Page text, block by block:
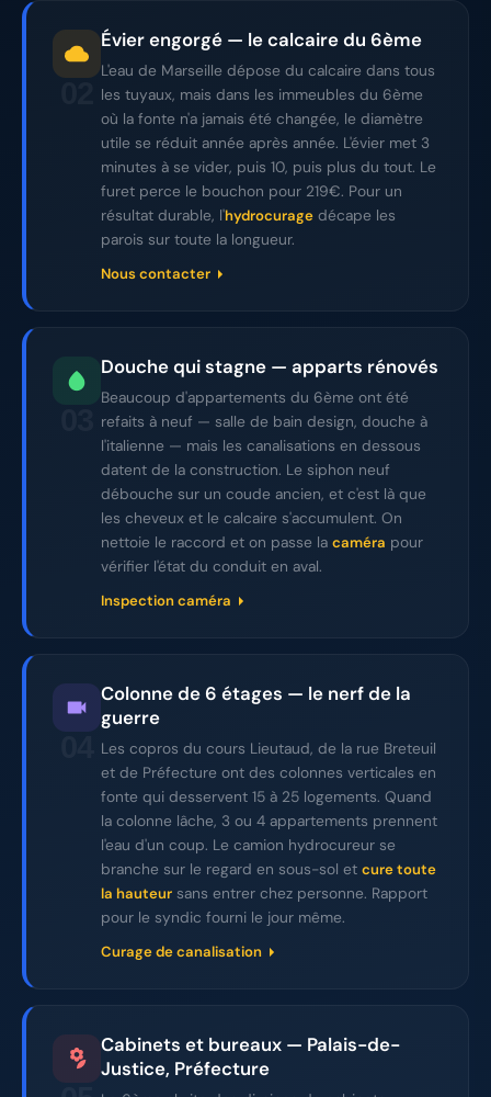
Évier engorgé — le calcaire du 6ème
L'eau de Marseille dépose du calcaire dans tous
les tuyaux, mais dans les immeubles du 6ème
où la fonte n'a jamais été changée, le diamètre
utile se réduit année après année. L'évier met 3
minutes à se vider, puis 10, puis plus du tout. Le
furet perce le bouchon pour 219€. Pour un
résultat durable, l'hydrocurage décape les
parois sur toute la longueur.
Nous contacter
Douche qui stagne — apparts rénovés
Beaucoup d'appartements du 6ème ont été
refaits à neuf — salle de bain design, douche à
l'italienne — mais les canalisations en dessous
datent de la construction. Le siphon neuf
débouche sur un coude ancien, et c'est là que
les cheveux et le calcaire s'accumulent. On
nettoie le raccord et on passe la caméra pour
vérifier l'état du conduit en aval.
Inspection caméra
Colonne de 6 étages — le nerf de la
guerre
Les copros du cours Lieutaud, de la rue Breteuil
et de Préfecture ont des colonnes verticales en
fonte qui desservent 15 à 25 logements. Quand
la colonne lâche, 3 ou 4 appartements prennent
l'eau d'un coup. Le camion hydrocureur se
branche sur le regard en sous-sol et cure toute
la hauteur sans entrer chez personne. Rapport
pour le syndic fourni le jour même.
Curage de canalisation
Cabinets et bureaux — Palais-de-
Justice, Préfecture